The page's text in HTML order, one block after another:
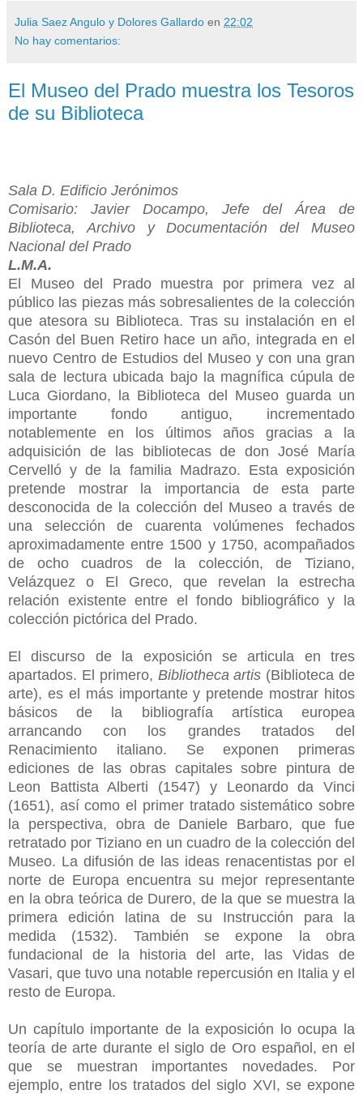
Julia Saez Angulo y Dolores Gallardo en 22:02
No hay comentarios:
El Museo del Prado muestra los Tesoros
de su Biblioteca
Sala D. Edificio Jerónimos
Comisario: Javier Docampo, Jefe del Área de
Biblioteca, Archivo y Documentación del Museo
Nacional del Prado
L.M.A.
El Museo del Prado muestra por primera vez al
público las piezas más sobresalientes de la colección
que atesora su Biblioteca. Tras su instalación en el
Casón del Buen Retiro hace un año, integrada en el
nuevo Centro de Estudios del Museo y con una gran
sala de lectura ubicada bajo la magnífica cúpula de
Luca Giordano, la Biblioteca del Museo guarda un
importante fondo antiguo, incrementado
notablemente en los últimos años gracias a la
adquisición de las bibliotecas de don José María
Cervelló y de la familia Madrazo. Esta exposición
pretende mostrar la importancia de esta parte
desconocida de la colección del Museo a través de
una selección de cuarenta volúmenes fechados
aproximadamente entre 1500 y 1750, acompañados
de ocho cuadros de la colección, de Tiziano,
Velázquez o El Greco, que revelan la estrecha
relación existente entre el fondo bibliográfico y la
colección pictórica del Prado.
El discurso de la exposición se articula en tres
apartados. El primero, Bibliotheca artis (Biblioteca de
arte), es el más importante y pretende mostrar hitos
básicos de la bibliografía artística europea
arrancando con los grandes tratados del
Renacimiento italiano. Se exponen primeras
ediciones de las obras capitales sobre pintura de
Leon Battista Alberti (1547) y Leonardo da Vinci
(1651), así como el primer tratado sistemático sobre
la perspectiva, obra de Daniele Barbaro, que fue
retratado por Tiziano en un cuadro de la colección del
Museo. La difusión de las ideas renacentistas por el
norte de Europa encuentra su mejor representante
en la obra teórica de Durero, de la que se muestra la
primera edición latina de su Instrucción para la
medida (1532). También se expone la obra
fundacional de la historia del arte, las Vidas de
Vasari, que tuvo una notable repercusión en Italia y el
resto de Europa.
Un capítulo importante de la exposición lo ocupa la
teoría de arte durante el siglo de Oro español, en el
que se muestran importantes novedades. Por
ejemplo, entre los tratados del siglo XVI, se expone